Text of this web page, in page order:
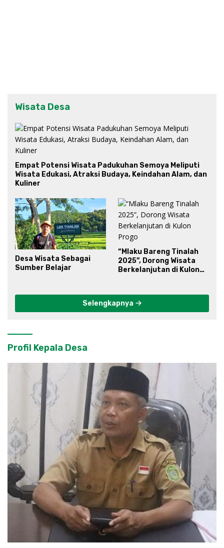
Wisata Desa
Empat Potensi Wisata Padukuhan Semoya Meliputi
Wisata Edukasi, Atraksi Budaya, Keindahan Alam, dan
Kuliner
Desa Wisata Sebagai
Sumber Belajar
“Mlaku Bareng Tinalah
2025”, Dorong Wisata
Berkelanjutan di Kulon
Selengkapnya
Profil Kepala Desa